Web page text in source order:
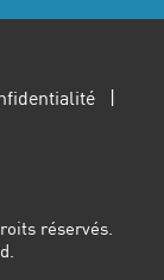
|
réservés.